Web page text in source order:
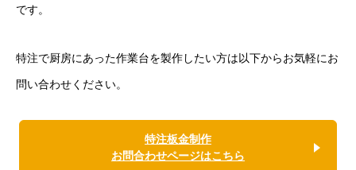
です。
特注で厨房にあった作業台を製作したい方は以下からお気軽にお
問い合わせください。
特注板金制作
お問合わせページはこちら